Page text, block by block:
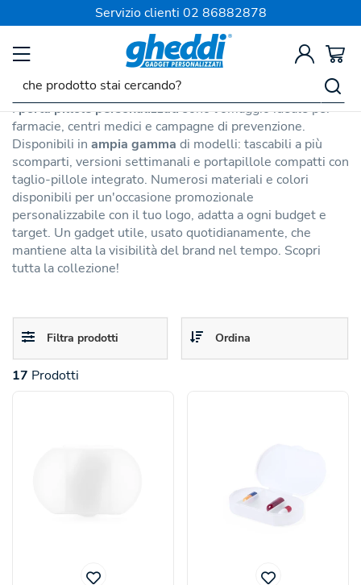
Servizio clienti 02 86882878
SPEDIZIONE SEMPRE GRATIS
Igiene e Prevenzione
Portapillole Personalizzati
Iporta pillole personalizzatisono l'omaggio ideale per
farmacie, centri medici e campagne di prevenzione.
Disponibili in ampia gamma di modelli: tascabili a più
scomparti, versioni settimanali e portapillole compatti con
taglio-pillole integrato. Numerosi materiali e colori
disponibili per un'occasione promozionale
personalizzabile con il tuo logo, adatta a ogni budget e
target. Un gadget utile, usato quotidianamente, che
mantiene alta la visibilità del brand nel tempo. Scopri
tutta la collezione!
Toggle
navigation
Filtra prodotti
Toggle
navigation
Ordina
17 Prodotti